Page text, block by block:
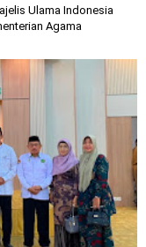
Ulama Indonesia
Agama